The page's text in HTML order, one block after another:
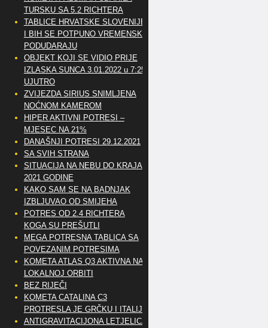
TURSKU SA 5.2 RICHTERA
TABLICE HRVATSKE SLOVENIJE
I BIH SE POTPUNO VREMENSKI
PODUDARAJU
OBJEKT KOJI SE VIDIO PRIJE
IZLASKA SUNCA 3.01.2022 u 7:25
UJUTRO
ZVIJEZDA SIRIUS SNIMLJENA
NOĆNOM KAMEROM
HIPER AKTIVNI POTRESI –
MJESEC NA 21%
DANAŠNJI POTRESI 29.12.2021
SA SVIH STRANA
SITUACIJA NA NEBU DO KRAJA
2021 GODINE
KAKO SAM SE NA BADNJAK
IZBLJUVAO OD SMIJEHA
POTRES OD 2.4 RICHTERA
KOGA SU PREŠUTLI
MEGA POTRESNA TABLICA SA
POVEZANIM POTRESIMA
KOMETA ATLAS Q3 AKTIVNA NA
LOKALNOJ ORBITI
BEZ RIJEČI
KOMETA CATALINA C3
PROTRESLA JE GRČKU I ITALIJU
ANTIGRAVITACIJONA LETJELICA